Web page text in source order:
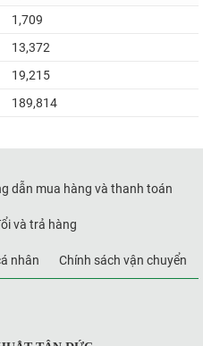
1,709
13,372
19,215
189,814
dẫn mua hàng và thanh toán
và trả hàng
nhân Chính sách vận chuyển